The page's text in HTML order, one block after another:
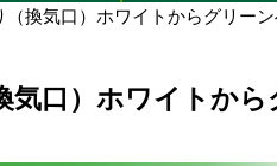
換気口）ホワイトからグリーン
気口）ホワイトから